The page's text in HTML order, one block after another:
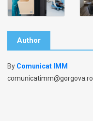
Author
By Comunicat IMM
comunicatimm@gorgova.ro